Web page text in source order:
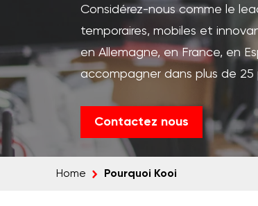
Considérez-nous comme le
temporaires, mobiles et
en Allemagne, en France, en
accompagner dans plus de 25
Contactez nous
Home Pourquoi Kooi